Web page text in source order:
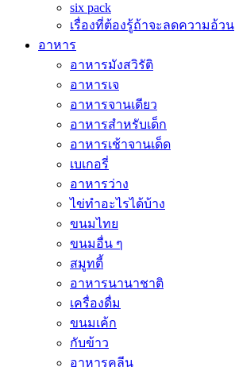
six pack
เรื่องที่ต้องรู้ถ้าจะลดความอ้วน
อาหาร
อาหารมังสวิรัติ
อาหารเจ
อาหารจานเดียว
อาหารสำหรับเด็ก
อาหารเช้าจานเด็ด
เบเกอรี่
อาหารว่าง
ไข่ทำอะไรได้บ้าง
ขนมไทย
ขนมอื่น ๆ
สมูทตี้
อาหารนานาชาติ
เครื่องดื่ม
ขนมเค้ก
กับข้าว
อาหารคลีน